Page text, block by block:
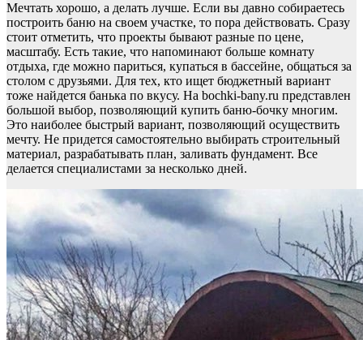
Мечтать хорошо, а делать лучше. Если вы давно собираетесь
построить баню на своем участке, то пора действовать. Сразу
стоит отметить, что проекты бывают разные по цене,
масштабу. Есть такие, что напоминают больше комнату
отдыха, где можно париться, купаться в бассейне, общаться за
столом с друзьями. Для тех, кто ищет бюджетный вариант
тоже найдется банька по вкусу. На bochki-bany.ru представлен
большой выбор, позволяющий купить баню-бочку многим.
Это наиболее быстрый вариант, позволяющий осуществить
мечту. Не придется самостоятельно выбирать строительный
материал, разрабатывать план, заливать фундамент. Все
делается специалистами за несколько дней.